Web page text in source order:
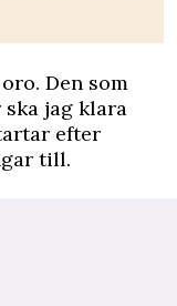
Den som
jag klara
efter
till.